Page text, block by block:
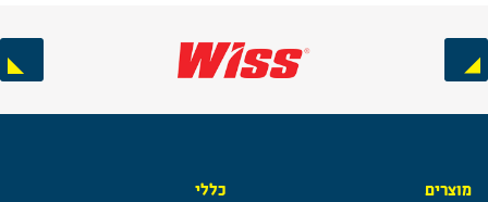
Previous
Next
מוצרים
כללי